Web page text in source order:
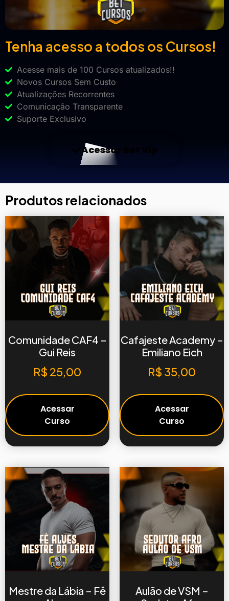
Tenha acesso a todos os Cursos!
Acesse mais de 100 Cursos atualizados!!
Novos Cursos Sem Custo
Atualizações Recorrentes
Comunicação Transparente
Suporte Exclusivo
Acessar Bet Vip
Produtos relacionados
Comunidade CAF4 –
Gui Reis
R$ 25,00
Acessar
Curso
Cafajeste Academy –
Emiliano Eich
R$ 35,00
Acessar
Curso
Mestre da Lábia – Fê
Aulão de VSM –